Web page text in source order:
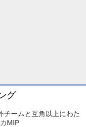
グ
ームと互角以上にわた
MIP